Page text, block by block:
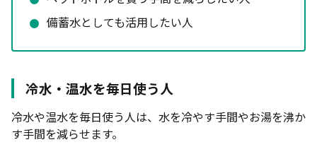
備蓄水としても活用したい人
冷水・温水を毎日使う人
冷水や温水を毎日使う人は、水を冷やす手間やお湯を沸か
す手間を減らせます。